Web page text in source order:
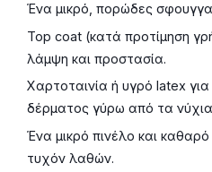
Ένα μικρό, πορώδες
Top coat (κατά προτίμηση
λάμψη και προστασία.
Χαρτοταινία ή υγρό latex
δέρματος γύρω από τα
Ένα μικρό πινέλο και
τυχόν λαθών.